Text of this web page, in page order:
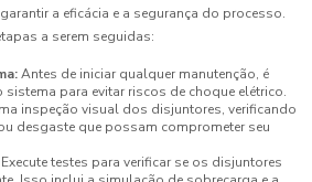
a eficácia e a segurança do processo.
a serem seguidas:
Antes de iniciar qualquer manutenção, é
para evitar riscos de choque elétrico.
inspeção visual dos disjuntores, verificando
desgaste que possam comprometer seu
Execute testes para verificar se os disjuntores